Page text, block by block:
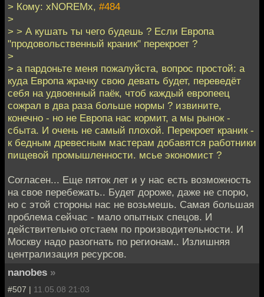
> Кому: xNOREMx, #484
>
> > А кушать ты чего будешь ? Если Европа
"продовольственный краник" перекроет ?
>
> а пардоньте меня пожалуйста, вопрос простой: а
куда Европа жрачку свою девать будет, переведёт
себя на удвоенный паёк, чтоб каждый европеец
сожрал в два раза больше нормы ? извините,
конечно - но не Европа нас кормит, а мы рынок -
сбыта. И очень не самый плохой. Перекроет краник -
к бедным древесным мастерам добавятся работники
пищевой промышленности. мсье экономист ?
Согласен... Еще пяток лет и у нас есть возможность
на свое перебежать.. Будет дороже, даже не спорю,
но с этой стороны нас не возьмешь. Самая большая
проблема сейчас - мало опытных спецов. И
действительно отстаем по производительности. И
Москву надо разогнать по регионам.. Излишняя
централизация ресурсов.
nanobes »
#507 | 11.05.08 21:03